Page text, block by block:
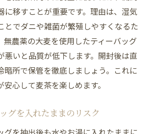
に移すことが重要です。理由は、湿気
とでダニや雑菌が繁殖しやすくなるた
無農薬の大麦を使用したティーバッグ
悪いと品質が低下します。開封後は直
暗所で保管を徹底しましょう。これに
心して麦茶を楽しめます。
グを入れたままのリスク